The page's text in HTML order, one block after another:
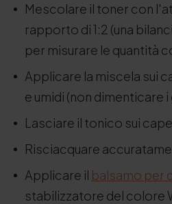
Mescolare il toner con
rapporto di 1:2 (una
per misurare le quantità
Applicare la miscela sui
e umidi (non dimenticare
Lasciare il tonico sui
Risciacquare
Applicare il balsamo per
stabilizzatore del colore